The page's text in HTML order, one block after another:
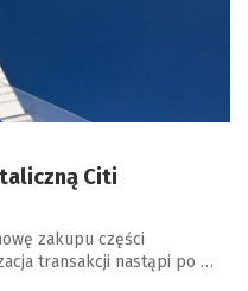
Citi
zakupu części
transakcji nastąpi po …